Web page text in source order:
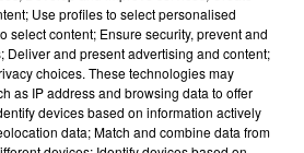
pour le ZEvent 2025
le Cancer a été
l'une des huit
du
Use profiles to select personalised
select content; Ensure security, prevent and
Deliver and present advertising and content;
choices. These technologies may
as IP address and browsing data to offer
devices based on information actively
data; Match and combine data from